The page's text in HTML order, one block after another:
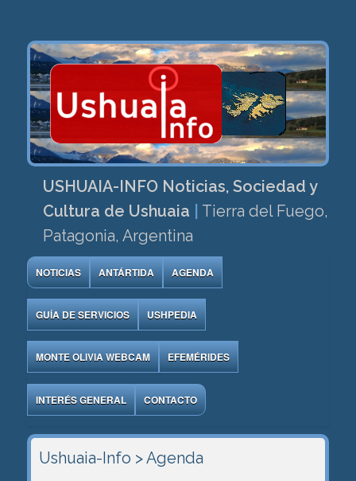
USHUAIA-INFO Noticias, Sociedad y
Cultura de Ushuaia
Tierra del Fuego,
Patagonia, Argentina
NOTICIAS ANTÁRTIDA AGENDA
GUÍA DE SERVICIOS USHPEDIA
MONTE OLIVIA WEBCAM EFEMÉRIDES
INTERÉS GENERAL CONTACTO
Ushuaia-Info > Agenda